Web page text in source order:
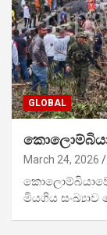
GLOBAL
March 24, 2026
මියගිය